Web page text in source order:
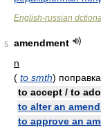
English-russian
5
amendment
n
( to smth) поправка
to accept / to
to alter an
to approve an